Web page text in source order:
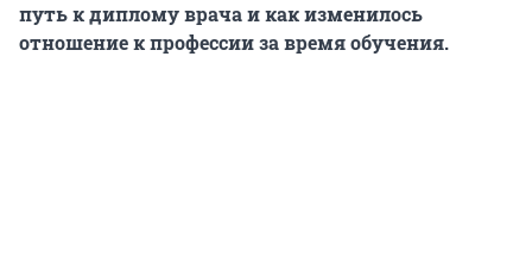
путь к диплому врача и как изменилось
отношение к профессии за время обучения.